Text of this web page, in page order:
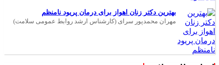
بهترین دکتر زنان اهواز برای درمان پریود نامنظم
مهران محمدپور سرای (کارشناس ارشد روابط عمومی سلامت)